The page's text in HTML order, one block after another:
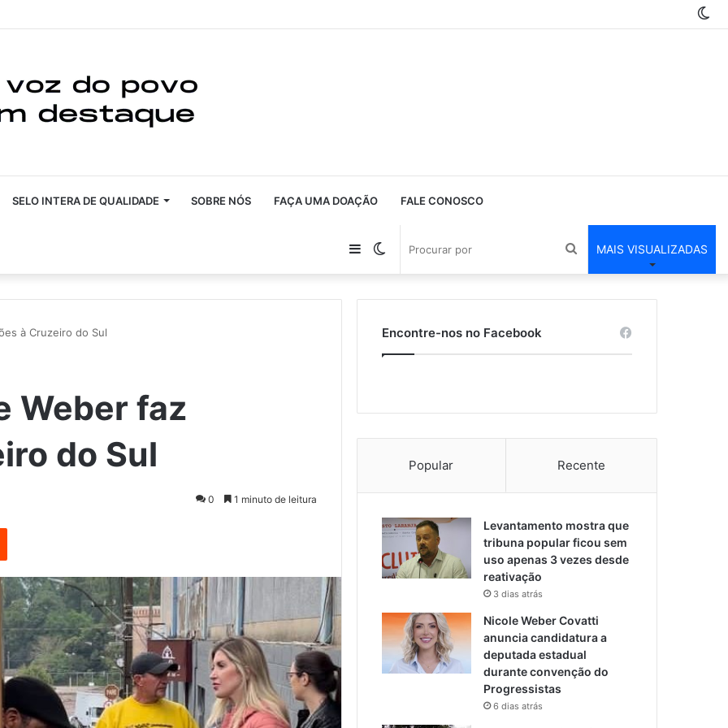
SELO INTERA DE QUALIDADE SOBRE NÓS FAÇA UMA DOAÇÃO FALE CONOSCO
MAIS VISUALIZADAS
Procurar
por
Switch
skin
Barra
Lateral
à Cruzeiro do Sul
Weber faz
do Sul
0 1 minuto de leitura
Reddit
Encontre-nos no Facebook
Popular Recente
Levantamento mostra que
tribuna popular ficou sem
uso apenas 3 vezes desde
reativação
3 dias atrás
Nicole Weber Covatti
anuncia candidatura a
deputada estadual
durante convenção do
Progressistas
6 dias atrás